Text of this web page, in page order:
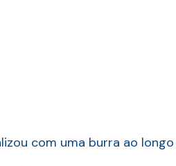
com uma burra ao